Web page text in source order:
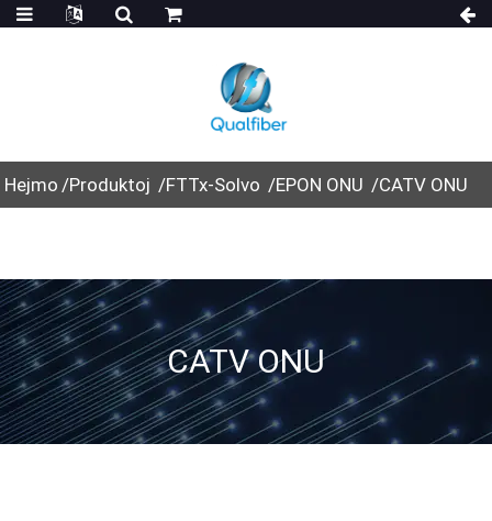
Hejmo Produktoj FTTx-Solvo EPON ONU CATV ONU
CATV ONU